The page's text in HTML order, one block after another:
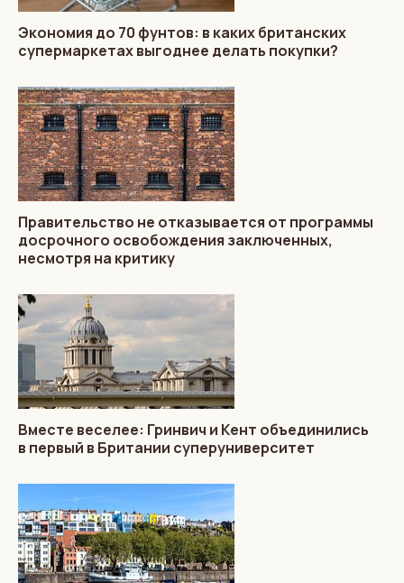
Экономия до 70 фунтов: в каких британских
супермаркетах выгоднее делать покупки?
Правительство не отказывается от программы
досрочного освобождения заключенных,
несмотря на критику
Вместе веселее: Гринвич и Кент объединились
в первый в Британии суперуниверситет